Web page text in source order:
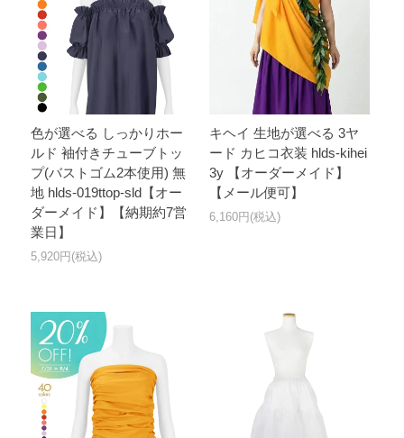
色が選べる しっかりホー
ルド 袖付きチューブトッ
プ(バストゴム2本使用) 無
地 hlds-019ttop-sld【オー
ダーメイド】【納期約7営
業日】
5,920円(税込)
キヘイ 生地が選べる 3ヤ
ード カヒコ衣装 hlds-kihei
3y 【オーダーメイド】
【メール便可】
6,160円(税込)